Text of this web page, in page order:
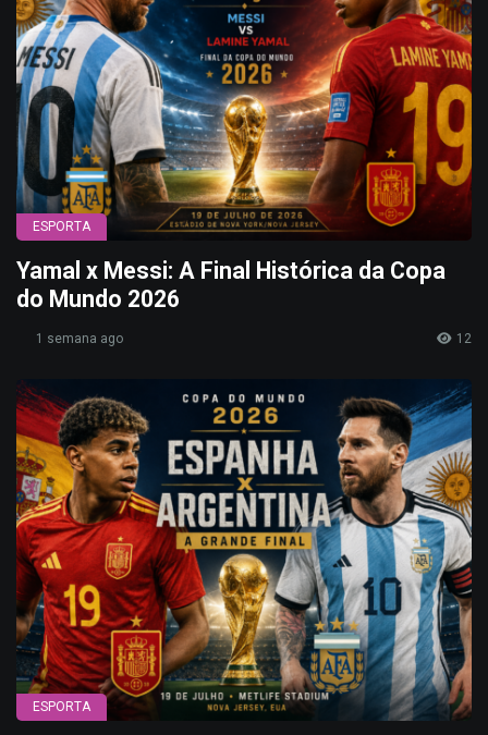
ESPORTA
Yamal x Messi: A Final Histórica da Copa
do Mundo 2026
1 semana ago 12
ESPORTA